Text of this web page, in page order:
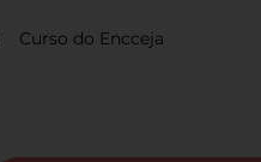
Curso do Encceja